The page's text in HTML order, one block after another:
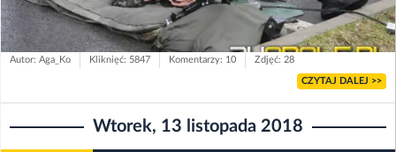
Autor: Aga_Ko Kliknięć: 5847 Komentarzy: 10 Zdjęć: 28
CZYTAJ DALEJ >>
Wtorek, 13 listopada 2018